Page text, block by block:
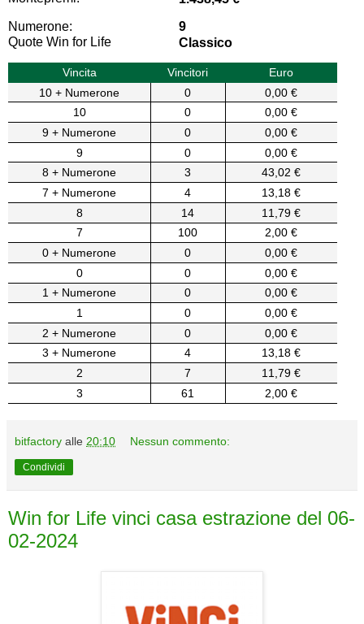
Numerone:
9
Quote Win for Life
Classico
Vincita Vincitori
Euro
10 + Numerone
0
0,00 €
10
0
0,00 €
9 + Numerone
0
0,00 €
9
0
0,00 €
8 + Numerone
3
43,02 €
7 + Numerone
4
13,18 €
8
14
11,79 €
7
100
2,00 €
0 + Numerone
0
0,00 €
0
0
0,00 €
1 + Numerone
0
0,00 €
1
0
0,00 €
2 + Numerone
0
0,00 €
3 + Numerone
4
13,18 €
2
7
11,79 €
3
61 2,00 €
bitfactory alle 20:10 Nessun commento:
Condividi
Win for Life vinci casa estrazione del 06-
02-2024